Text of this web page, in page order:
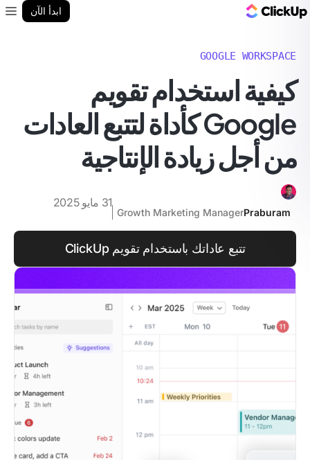
ابدأ الآن
GOOGLE WORKSPACE
كيفية استخدام تقويم
Google كأداة لتتبع العادات
من أجل زيادة الإنتاجية
Praburam
Growth Marketing Manager
31 مايو 2025
تتبع عاداتك باستخدام تقويم ClickUp